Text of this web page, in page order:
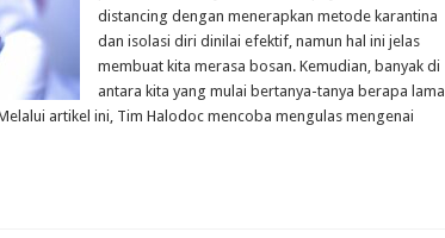
distancing dengan menerapkan metode karantina
dan isolasi diri dinilai efektif, namun hal ini jelas
membuat kita merasa bosan. Kemudian, banyak di
antara kita yang mulai bertanya-tanya berapa lama
artikel ini, Tim Halodoc mencoba mengulas mengenai